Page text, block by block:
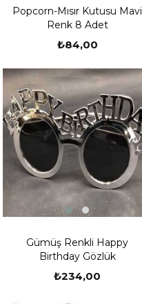
Popcorn-Mısır Kutusu Mavi
Renk 8 Adet
₺84,00
Gümüş Renkli Happy
Birthday Gözlük
₺234,00